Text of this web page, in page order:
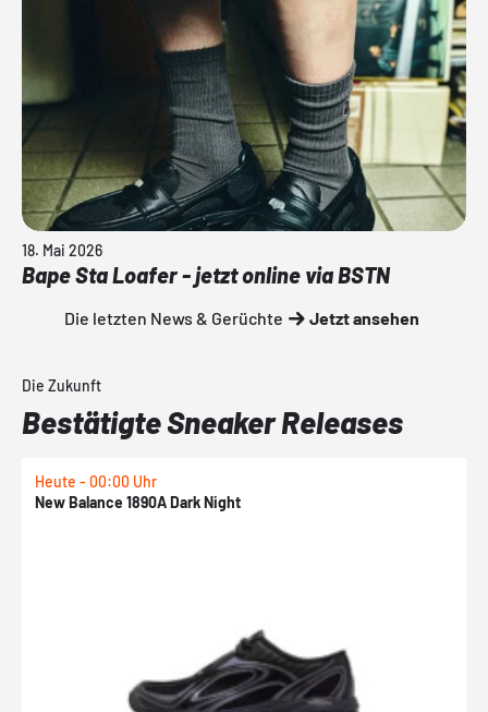
18. Mai 2026
Bape Sta Loafer - jetzt online via BSTN
Die letzten News & Gerüchte Jetzt ansehen
Die Zukunft
Bestätigte Sneaker Releases
Heute - 00:00 Uhr
New Balance 1890A Dark Night